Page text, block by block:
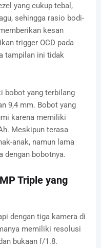
yang cukup tebal,
sehingga rasio bodi-
kesan
trigger OCD pada
tampilan ini tidak
bobot yang terbilang
9,4 mm. Bobot yang
karena memiliki
Meskipun terasa
anak, namun lama
dengan bobotnya.
Triple yang
dengan tiga kamera di
memiliki resolusi
bukaan f/1.8.